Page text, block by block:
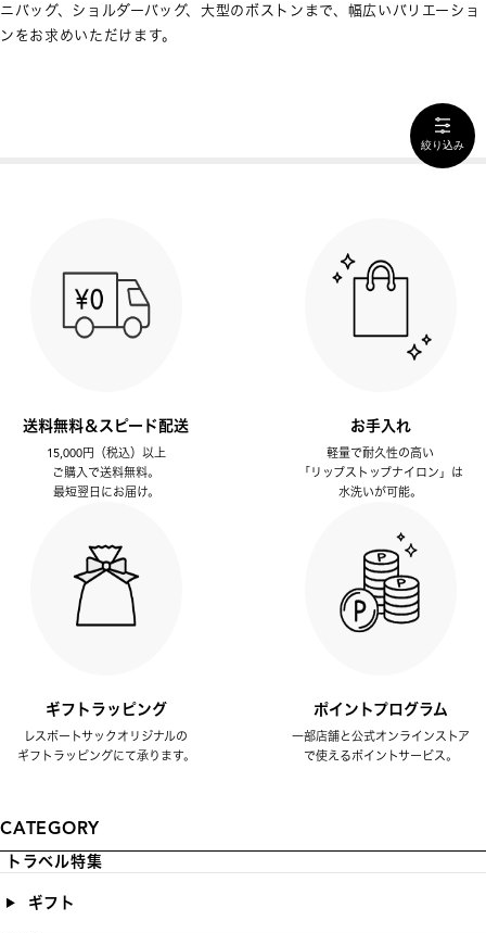
ニバッグ、ショルダーバッグ、大型のボストンまで、幅広いバリエーショ
ンをお求めいただけます。
絞り込み
送料無料＆スピード配送
15,000円（税込）以上
ご購入で送料無料。
最短翌日にお届け。
お手入れ
軽量で耐久性の高い
「リップストップナイロン」は
水洗いが可能。
ギフトラッピング
レスポートサックオリジナルの
ギフトラッピングにて承ります。
ポイントプログラム
一部店舗と公式オンラインストア
で使えるポイントサービス。
CATEGORY
トラベル特集
ギフト